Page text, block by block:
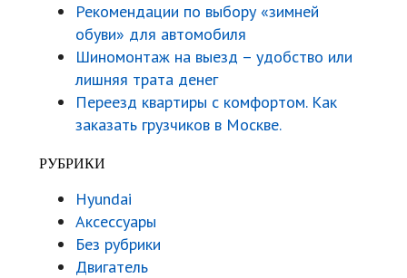
Рекомендации по выбору «зимней
обуви» для автомобиля
Шиномонтаж на выезд – удобство или
лишняя трата денег
Переезд квартиры с комфортом. Как
заказать грузчиков в Москве.
РУБРИКИ
Hyundai
Аксессуары
Без рубрики
Двигатель